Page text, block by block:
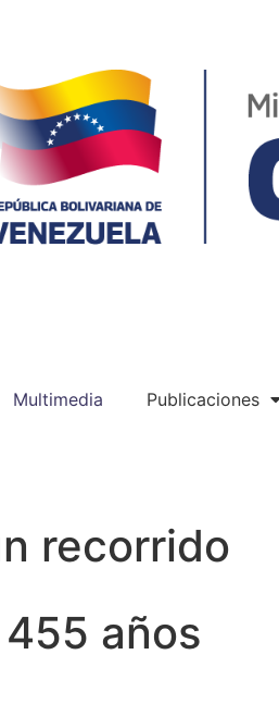
Multimedia Publicaciones
recorrido
años